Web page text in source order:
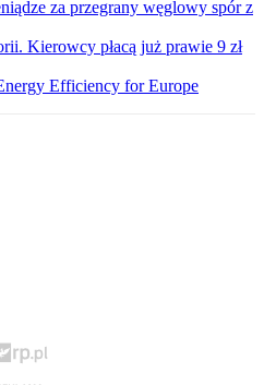
za przegrany węglowy spór z
Kierowcy płacą już prawie 9 zł
Efficiency for Europe